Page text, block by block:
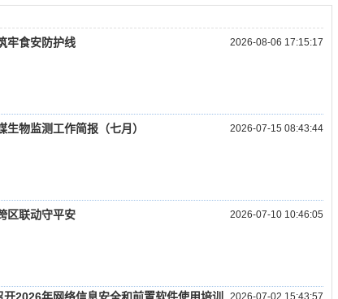
2026-08-06 17:15:17
牢食安防护线
2026-07-15 08:43:44
生物监测工作简报（七月）
2026-07-10 10:46:05
区联动守平安
2026-07-02 15:43:57